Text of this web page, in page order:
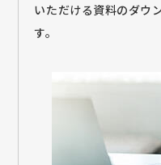
いただける資料のダウ
す。